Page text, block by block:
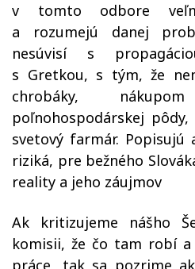
v tomto odbore
a rozumejú danej
nesúvisí s
s Gretkou, s tým, že
chrobáky,
poľnohospodárskej
svetový farmár. Popisujú
riziká, pre bežného
reality a jeho záujmov
Ak kritizujeme nášho
komisii, že čo tam robí a
práce, tak sa pozrime